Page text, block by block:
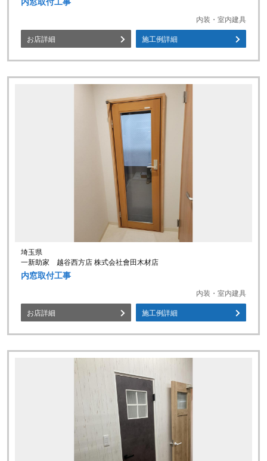
内装・室内建具
お店詳細 施工例詳細
埼玉県
一新助家 越谷西方店 株式会社會田木材店
内窓取付工事
内装・室内建具
お店詳細 施工例詳細